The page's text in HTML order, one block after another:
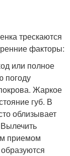
трескаются
факторы:
или полное
погоду
Жаркое
губ. В
облизывает
приемом